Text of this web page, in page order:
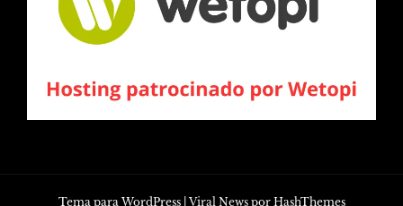
Tema para WordPress Viral Newspor HashThemes